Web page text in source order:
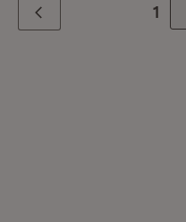
Zurück 1